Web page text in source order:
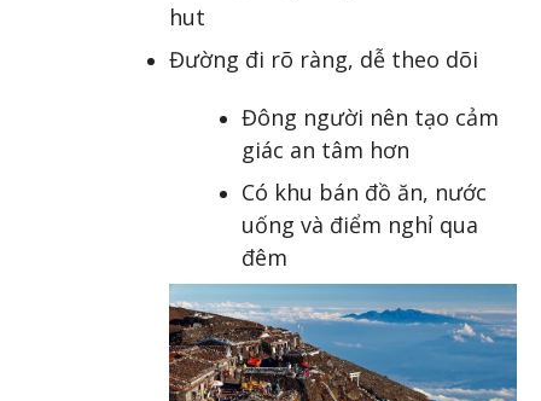
hut
Đường đi rõ ràng, dễ theo dõi
Đông người nên tạo cảm
giác an tâm hơn
Có khu bán đồ ăn, nước
uống và điểm nghỉ qua
đêm